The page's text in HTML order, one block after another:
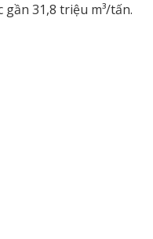
31,8 triệu m³/tấn.